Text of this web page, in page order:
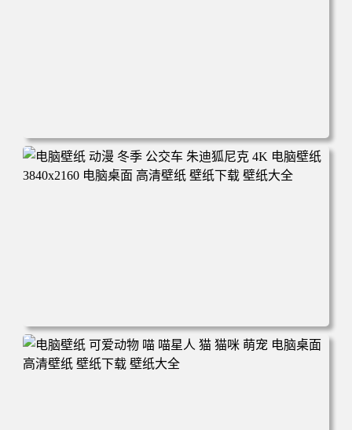
电脑壁纸 完美世界 荒天帝石昊 4K高清动漫壁纸 电脑桌面
高清壁纸 壁纸下载 壁纸大全
电脑壁纸 动漫 冬季 公交车 朱迪狐尼克 4K 电脑壁纸 3840x2
160 电脑桌面 高清壁纸 壁纸下载 壁纸大全